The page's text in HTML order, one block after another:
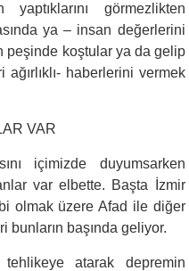
görmezlikten
ya – insan değerlerini
peşinde koştular ya da gelip
ağırlıklı- haberlerini vermek
VAR
içimizde duyumsarken
var elbette. Başta İzmir
olmak üzere Afad ile diğer
bunların başında geliyor.
atarak depremin